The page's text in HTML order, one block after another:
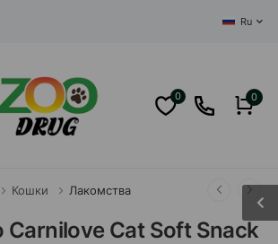
Ru
0 0
Кошки Лакомства
Carnilove Cat Soft Snack